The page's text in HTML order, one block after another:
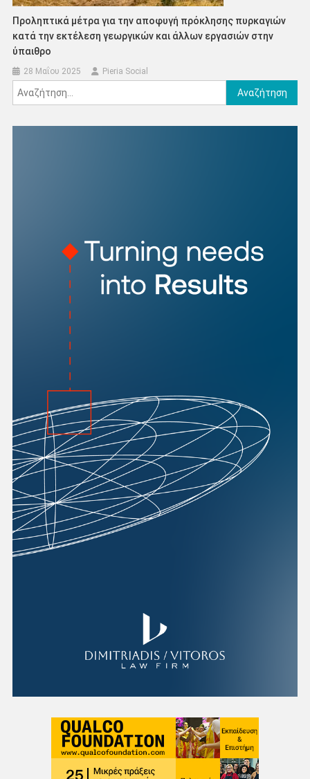
Προληπτικά μέτρα για την αποφυγή πρόκλησης πυρκαγιών
κατά την εκτέλεση γεωργικών και άλλων εργασιών στην
ύπαιθρο
28 Μαΐου 2025 Pieria Social
Αναζήτηση
για: